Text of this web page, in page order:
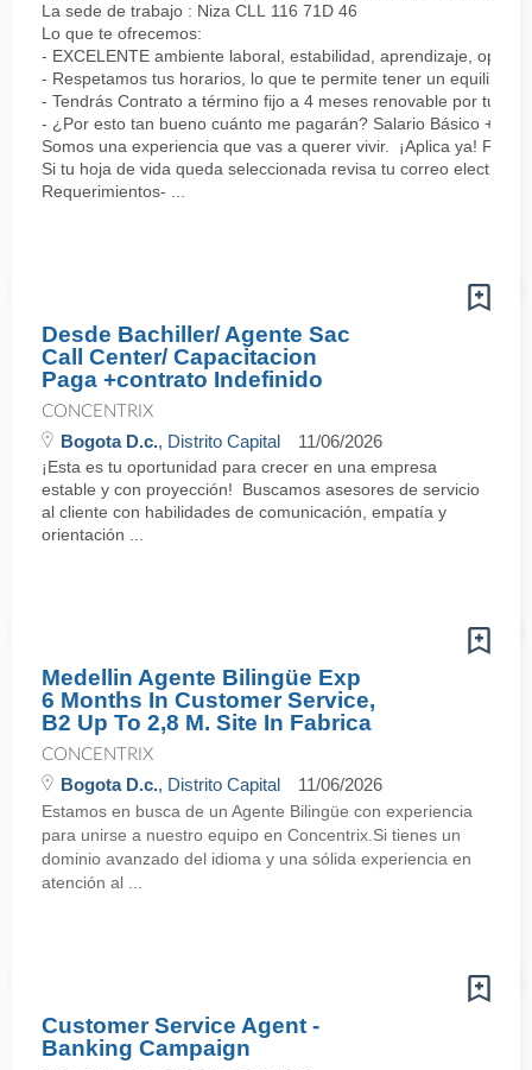
La sede de trabajo : Niza CLL 116 71D 46
Lo que te ofrecemos:
- EXCELENTE ambiente laboral, estabilidad, aprendizaje,
- Respetamos tus horarios, lo que te permite tener un equilibrio
- Tendrás Contrato a término fijo a 4 meses renovable por tu
- ¿Por esto tan bueno cuánto me pagarán? Salario Básico +
Somos una experiencia que vas a querer vivir. ¡Aplica ya!
Si tu hoja de vida queda seleccionada revisa tu correo
Requerimientos- ...
Desde Bachiller/ Agente Sac
Call Center/ Capacitacion
Paga +contrato Indefinido
CONCENTRIX
Bogota D.c., Distrito Capital 11/06/2026
¡Esta es tu oportunidad para crecer en una empresa
estable y con proyección! Buscamos asesores de servicio
al cliente con habilidades de comunicación, empatía y
orientación ...
Medellin Agente Bilingüe Exp
6 Months In Customer Service,
B2 Up To 2,8 M. Site In Fabrica
CONCENTRIX
Bogota D.c., Distrito Capital 11/06/2026
Estamos en busca de un Agente Bilingüe con experiencia
para unirse a nuestro equipo en Concentrix.Si tienes un
dominio avanzado del idioma y una sólida experiencia en
atención al ...
Customer Service Agent -
Banking Campaign